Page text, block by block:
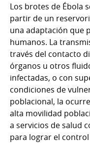
Los brotes de Ébola
partir de un
una adaptación que
humanos. La
través del contacto
órganos u otros
infectadas, o con
condiciones de
poblacional, la
alta movilidad
a servicios de salud
para lograr el